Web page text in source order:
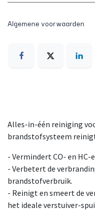
Algemene voorwaarden
Alles-in-één reiniging
brandstofsysteem
- Vermindert CO- en
- Verbetert de
brandstofverbruik.
- Reinigt en smeert de
het ideale verstuiver-